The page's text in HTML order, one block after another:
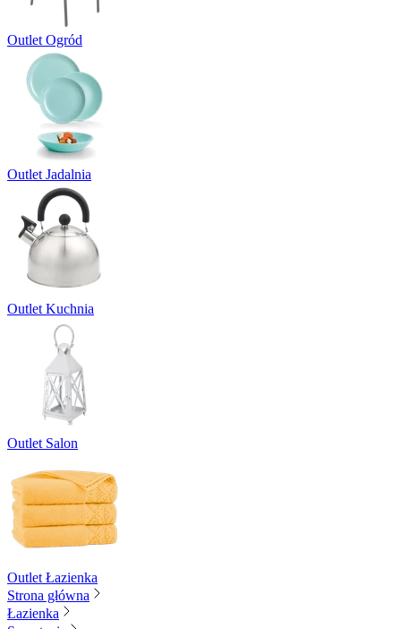
Outlet Ogród
Outlet Jadalnia
Outlet Kuchnia
Outlet Salon
Outlet Łazienka
Strona główna
Łazienka